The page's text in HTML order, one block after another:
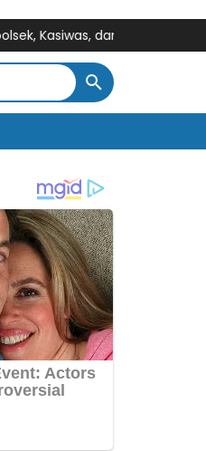
dan Pelantikan Kasi